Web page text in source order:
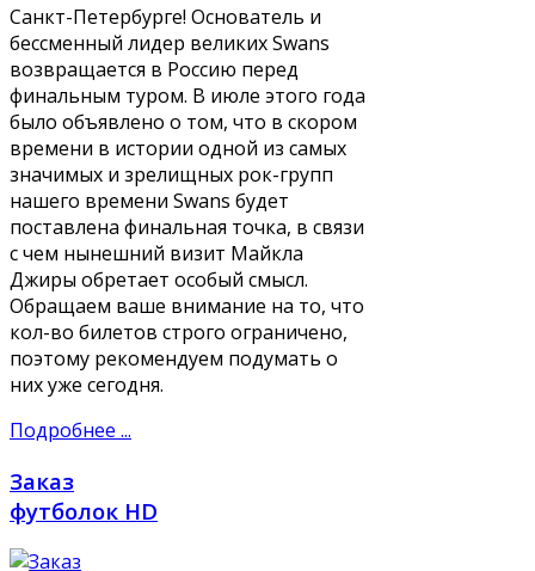
Санкт-Петербурге! Основатель и
бессменный лидер великих Swans
возвращается в Россию перед
финальным туром. В июле этого года
было объявлено о том, что в скором
времени в истории одной из самых
значимых и зрелищных рок-групп
нашего времени Swans будет
поставлена финальная точка, в связи
с чем нынешний визит Майкла
Джиры обретает особый смысл.
Обращаем ваше внимание на то, что
кол-во билетов строго ограничено,
поэтому рекомендуем подумать о
них уже сегодня.
Подробнее ...
Заказ
футболок HD